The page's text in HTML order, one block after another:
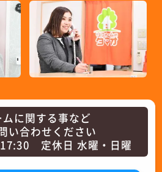
ムに関する事など
い合わせください
定休日 水曜・日曜